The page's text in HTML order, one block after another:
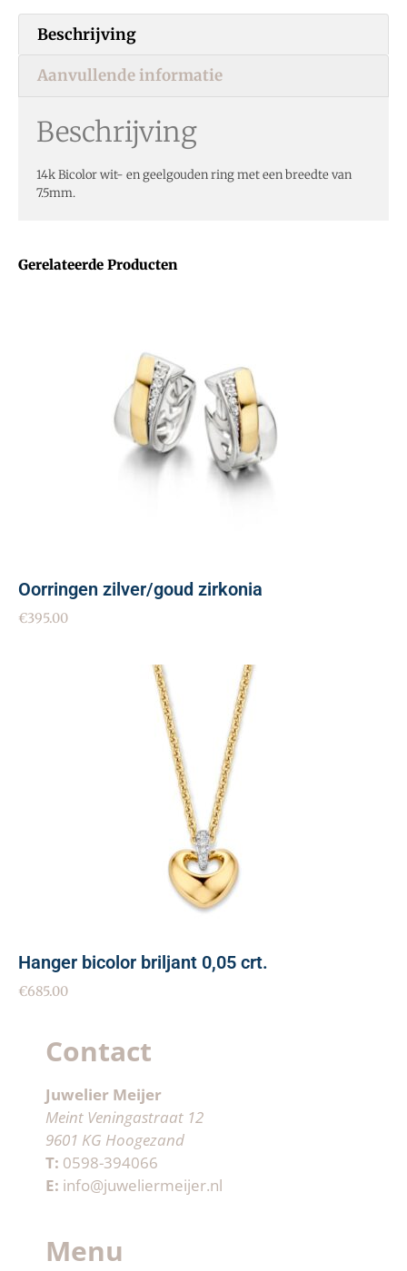
Gerelateerde Producten
Oorringen zilver/goud zirkonia
€395.00
Hanger bicolor briljant 0,05 crt.
€685.00
Beschrijving
Aanvullende informatie
Beschrijving
14k Bicolor wit- en geelgouden ring met een breedte van
7.5mm.
Contact
Juwelier Meijer
Meint Veningastraat 12
9601 KG Hoogezand
T: 0598-394066
E: info@juweliermeijer.nl
Menu